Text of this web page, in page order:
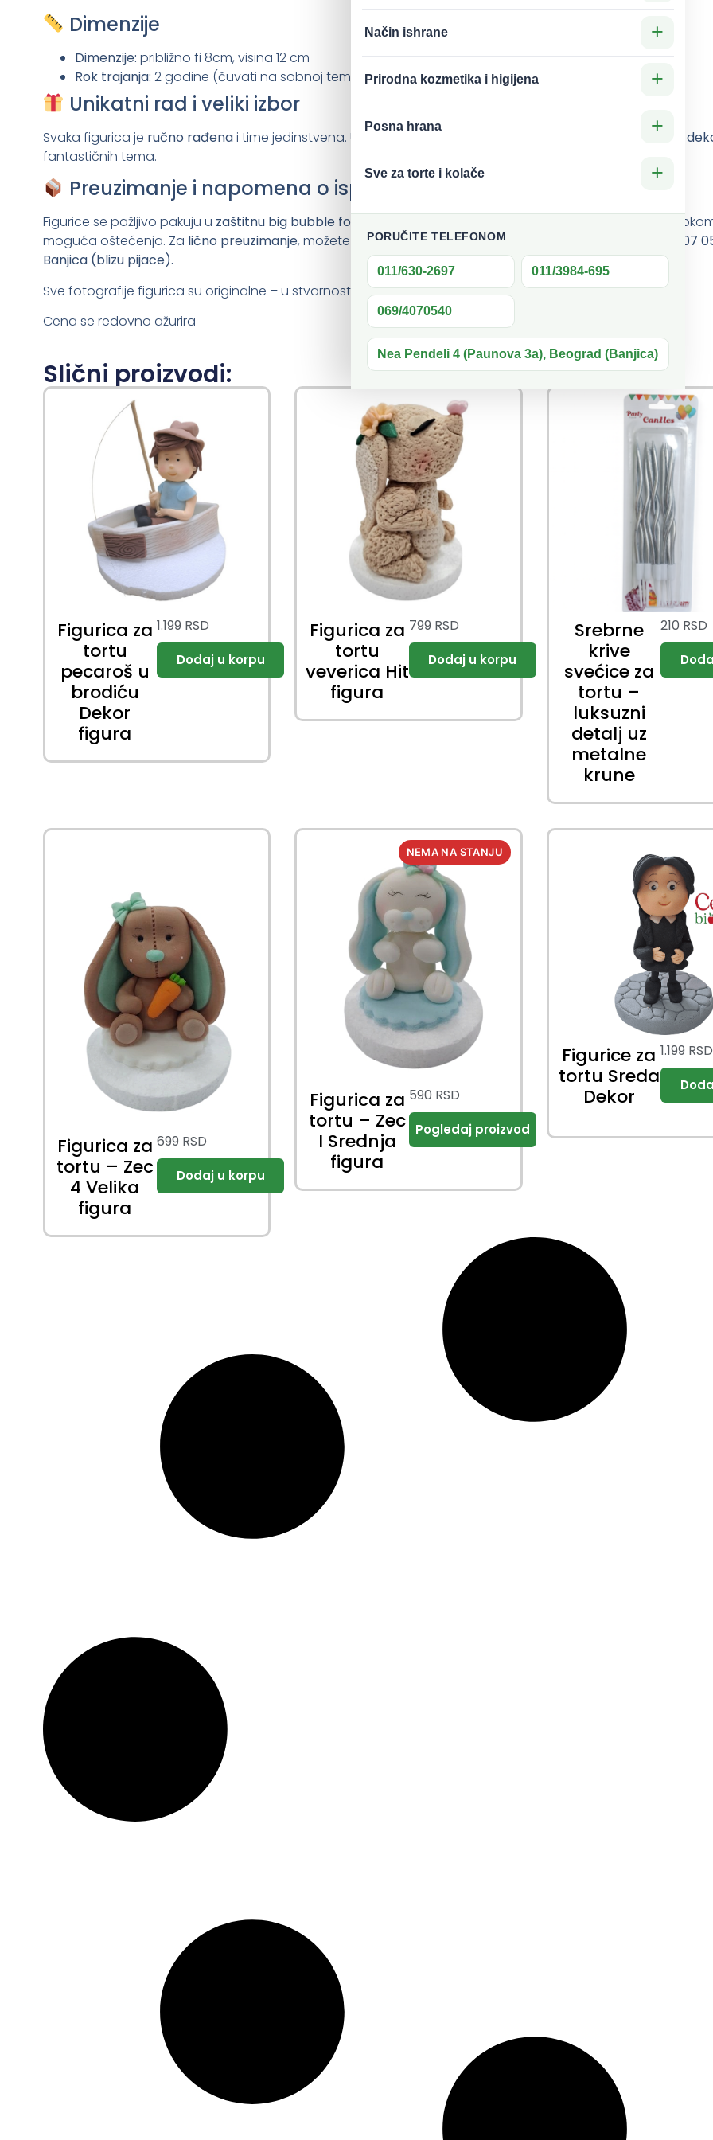
Način ishrane +
Prirodna kozmetika i higijena +
Posna hrana +
Sve za torte i kolače +
PORUČITE TELEFONOM
011/630-2697 011/3984-695
069/4070540
Nea Pendeli 4 (Paunova 3a), Beograd (Banjica)
Dimenzije
Dimenzije: približno fi 8cm, visina 12 cm
Rok trajanja: 2 godine (čuvati na sobnoj temperaturi)
Unikatni rad i veliki izbor
Svaka figurica je ručno rađenai time jedinstvena. U našoj ponudi nalazi se više od
400 različitih motiva i
fantastičnih tema.
Preuzimanje i napomena o isporuci
Figurice se pažljivo pakuju u zaštitnu big bubble foliju
. Ipak, ne možemo garantovati potpunu sigurnost
moguća oštećenja. Za lično preuzimanje, možete izvršiti rezervaciju putem telefona:
011 630 2697, 069 407
Banjica (blizu pijace).
Sve fotografije figurica su originalne – u stvarnosti izgledaju još lepše!
Cena se redovno ažurira
Slični proizvodi:
Figurica za
tortu
pecaroš u
brodiću
Dekor
figura
1.199 RSD
Figurica za
tortu
veverica Hit
figura
799 RSD
Srebrne
krive
svećice za
tortu –
luksuzni
detalj uz
metalne
krune
210 RSD
Figurica za
tortu – Zec
4 Velika
figura
699 RSD
Figurica za
tortu – Zec
I Srednja
figura
590 RSD
Figurice za
tortu Sreda
Dekor
1.199 RSD